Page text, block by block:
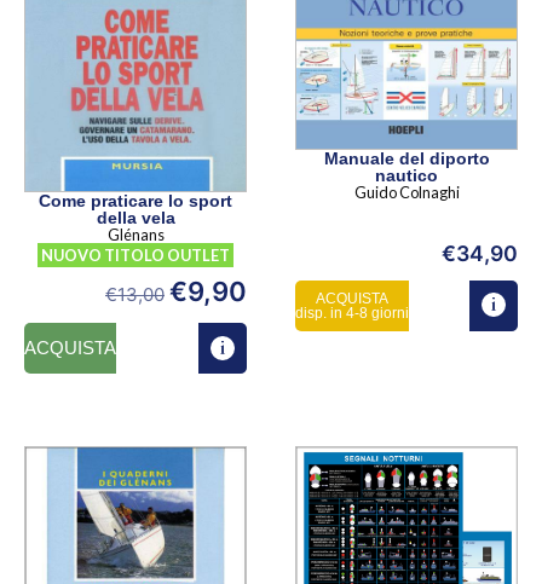
Come praticare lo sport
della vela
Glénans
NUOVO TITOLO OUTLET
€13,00 €9,90
ACQUISTA
Manuale del diporto
nautico
Guido Colnaghi
€34,90
ACQUISTA
disp. in 4-8 giorni